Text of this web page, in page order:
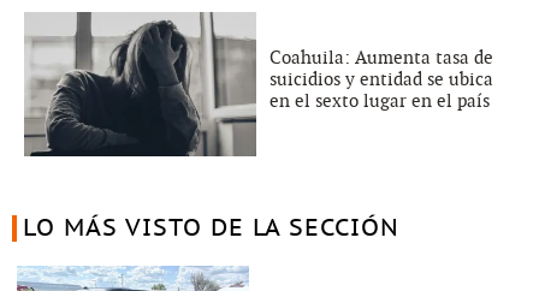
Coahuila: Aumenta tasa de
suicidios y entidad se ubica
en el sexto lugar en el país
LO MÁS VISTO DE LA SECCIÓN